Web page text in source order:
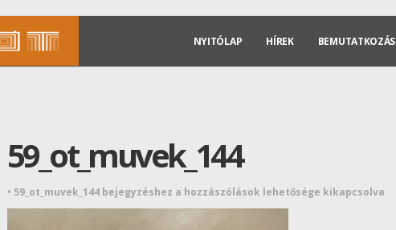
NYITÓLAP HÍREK BEMUTATKOZÁS
59_ot_muvek_144
• 59_ot_muvek_144 bejegyzéshez a hozzászólások lehetősége kikapcsolva